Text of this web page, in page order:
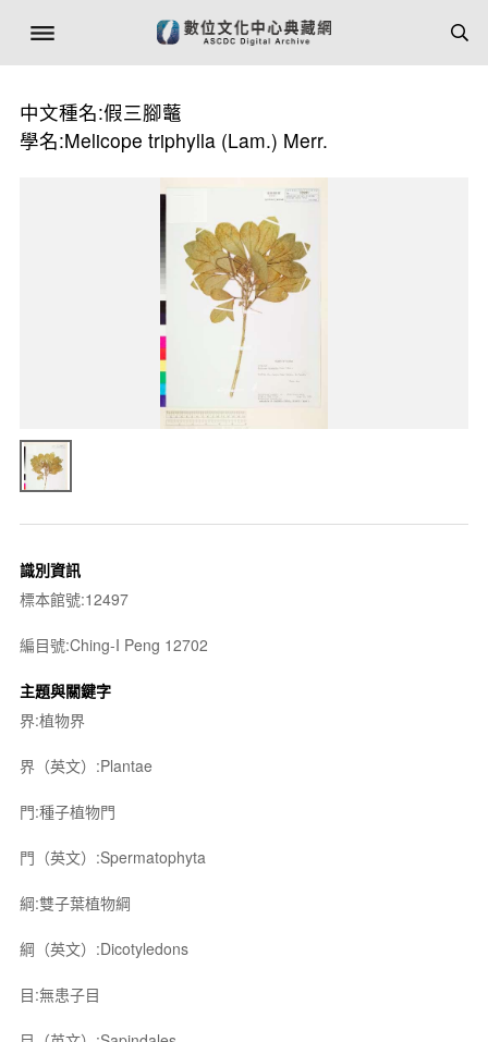
中文種名:假三腳虌
學名:Melicope triphylla (Lam.) Merr.
識別資訊
標本館號:12497
編目號:Ching-I Peng 12702
主題與關鍵字
界:植物界
界（英文）:Plantae
門:種子植物門
門（英文）:Spermatophyta
綱:雙子葉植物綱
綱（英文）:Dicotyledons
目:無患子目